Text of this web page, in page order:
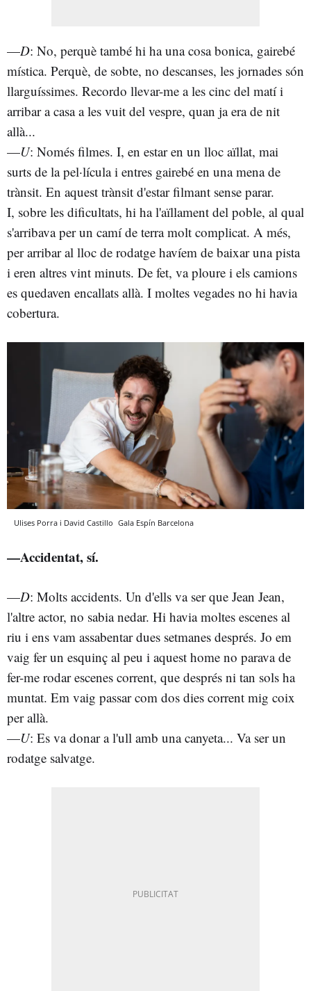
—D: No, perquè també hi ha una cosa bonica, gairebé
mística. Perquè, de sobte, no descanses, les jornades són
llarguíssimes. Recordo llevar-me a les cinc del matí i
arribar a casa a les vuit del vespre, quan ja era de nit
allà...
—U: Només filmes. I, en estar en un lloc aïllat, mai
surts de la pel·lícula i entres gairebé en una mena de
trànsit. En aquest trànsit d'estar filmant sense parar.
I, sobre les dificultats, hi ha l'aïllament del poble, al qual
s'arribava per un camí de terra molt complicat. A més,
per arribar al lloc de rodatge havíem de baixar una pista
i eren altres vint minuts. De fet, va ploure i els camions
es quedaven encallats allà. I moltes vegades no hi havia
cobertura.
Ulises Porra i David Castillo Gala Espín Barcelona
—Accidentat, sí.
—D: Molts accidents. Un d'ells va ser que Jean Jean,
l'altre actor, no sabia nedar. Hi havia moltes escenes al
riu i ens vam assabentar dues setmanes després. Jo em
vaig fer un esquinç al peu i aquest home no parava de
fer-me rodar escenes corrent, que després ni tan sols ha
muntat. Em vaig passar com dos dies corrent mig coix
per allà.
—U: Es va donar a l'ull amb una canyeta... Va ser un
rodatge salvatge.